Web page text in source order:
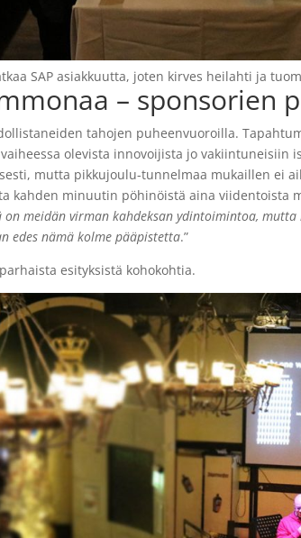
SAP asiakkuutta, joten kirves heilahti ja
– sponsorien
tahojen puheenvuoroilla.
olevista innovoijista jo vakiintuneisiin
mutta pikkujoulu-tunnelmaa mukaillen ei
kahden minuutin pöhinöistä aina viidentoista
on meidän virman kahdeksan ydintoimintoa,
edes nämä kolmepääpistetta.”
esityksistä kohokohtia.